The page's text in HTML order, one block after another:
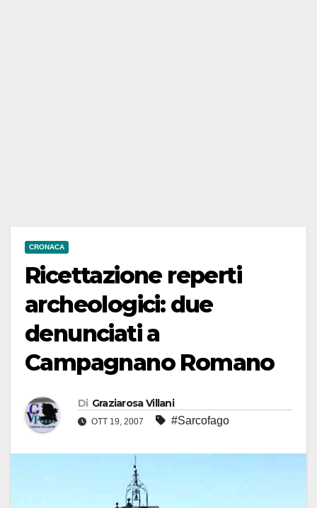
CRONACA
Ricettazione reperti
archeologici: due
denunciati a
Campagnano Romano
Di Graziarosa Villani
OTT 19, 2007 #Sarcofago